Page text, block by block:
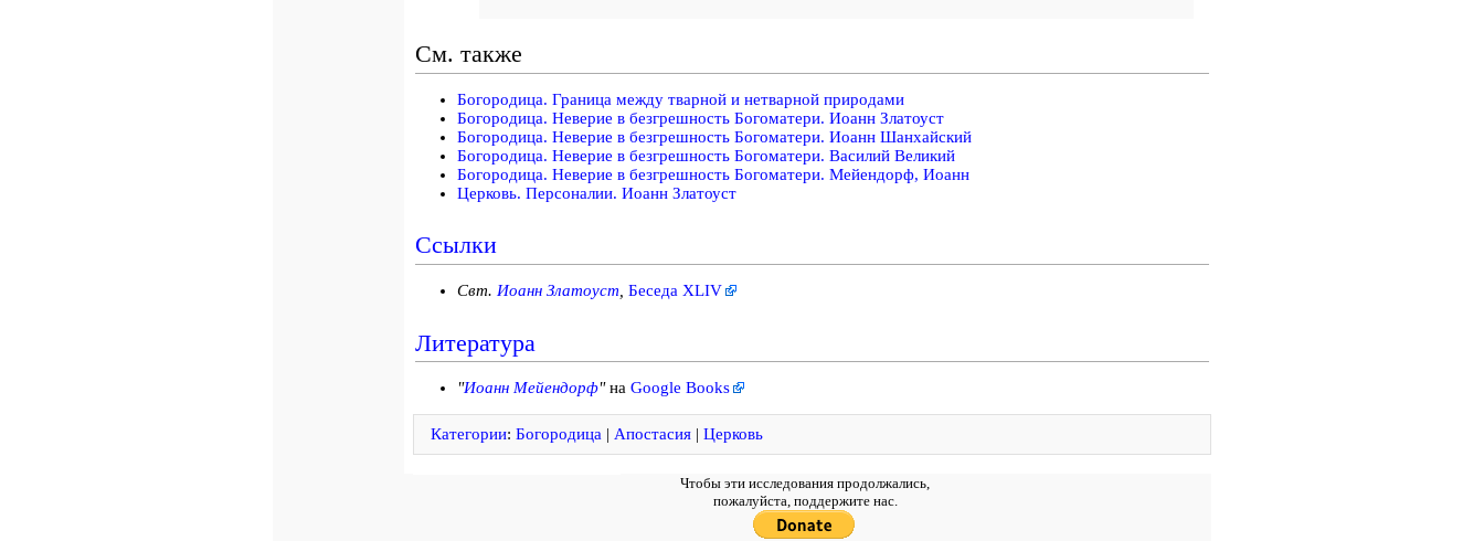
См. также
Богородица. Граница между тварной и нетварной природами
Богородица. Неверие в безгрешность Богоматери. Иоанн Златоуст
Богородица. Неверие в безгрешность Богоматери. Иоанн Шанхайский
Богородица. Неверие в безгрешность Богоматери. Василий Великий
Богородица. Неверие в безгрешность Богоматери. Мейендорф, Иоанн
Церковь. Персоналии. Иоанн Златоуст
Ссылки
Свт. Иоанн Златоуст Беседа XLIV
Литература
"Иоанн Мейендорф"на Google Books
Категории: Богородица | Апостасия| Церковь
Чтобы эти исследования продолжались,
пожалуйста, поддержите нас.